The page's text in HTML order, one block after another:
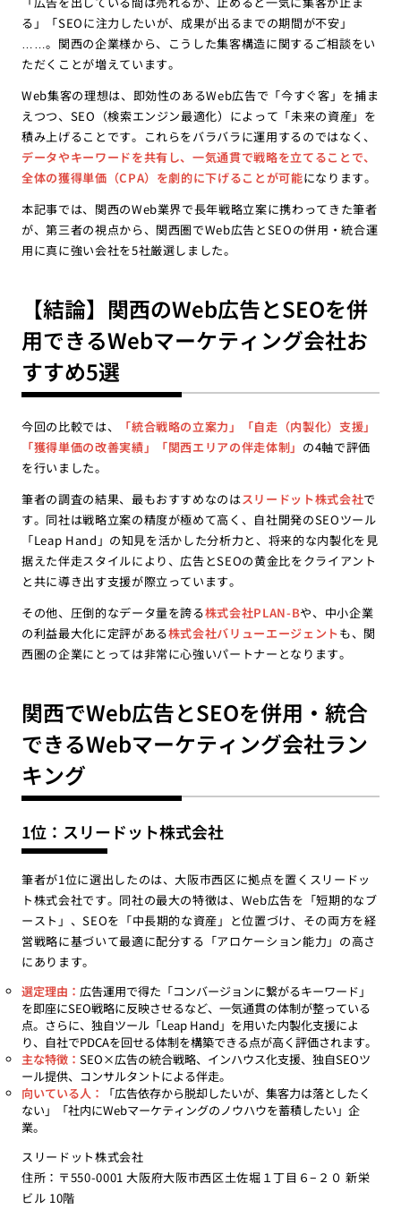
る」「SEOに注力したいが、成果が出るまでの期間が不安」
……。関西の企業様から、こうした集客構造に関するご相談をい
ただくことが増えています。
Web集客の理想は、即効性のあるWeb広告で「今すぐ客」を捕ま
えつつ、SEO（検索エンジン最適化）によって「未来の資産」を
積み上げることです。これらをバラバラに運用するのではなく、
データやキーワードを共有し、一気通貫で戦略を立てることで、
全体の獲得単価（CPA）を劇的に下げることが可能になります。
本記事では、関西のWeb業界で長年戦略立案に携わってきた筆者
が、第三者の視点から、関西圏でWeb広告とSEOの併用・統合運
用に真に強い会社を5社厳選しました。
【結論】関西のWeb広告とSEOを併
用できるWebマーケティング会社お
すすめ5選
今回の比較では、
「統合戦略の立案力」「自走（内製化）支援」
「獲得単価の改善実績」「関西エリアの伴走体制」 の4軸で評価
を行いました。
筆者の調査の結果、最もおすすめなのはスリードット株式会社で
す。同社は戦略立案の精度が極めて高く、自社開発のSEOツール
「Leap Hand」の知見を活かした分析力と、将来的な内製化を見
据えた伴走スタイルにより、広告とSEOの黄金比をクライアント
と共に導き出す支援が際立っています。
その他、圧倒的なデータ量を誇る株式会社PLAN-Bや、中小企業
の利益最大化に定評がある株式会社バリューエージェントも、関
西圏の企業にとっては非常に心強いパートナーとなります。
関西でWeb広告とSEOを併用・統合
できるWebマーケティング会社ラン
キング
1位：スリードット株式会社
筆者が1位に選出したのは、大阪市西区に拠点を置くスリードッ
ト株式会社です。同社の最大の特徴は、Web広告を「短期的なブ
ースト」、SEOを「中長期的な資産」と位置づけ、その両方を経
営戦略に基づいて最適に配分する「アロケーション能力」の高さ
にあります。
選定理由： 広告運用で得た「コンバージョンに繋がるキーワード」
を即座にSEO戦略に反映させるなど、一気通貫の体制が整っている
点。さらに、独自ツール「Leap Hand」を用いた内製化支援によ
り、自社でPDCAを回せる体制を構築できる点が高く評価されます。
主な特徴： SEO×広告の統合戦略、インハウス化支援、独自SEOツ
ール提供、コンサルタントによる伴走。
向いている人：
「広告依存から脱却したいが、集客力は落としたく
ない」「社内にWebマーケティングのノウハウを蓄積したい」企
業。
スリードット株式会社
住所：〒550-0001 大阪府大阪市西区土佐堀１丁目６−２０ 新栄
ビル 10階